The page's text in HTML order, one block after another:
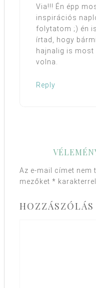
Via!!! Én épp
inspirációs
folytatom ;) én
írtad, hogy
hajnalig is most
volna.
Reply
Az e-mail címet nem
mezőket *
HOZZÁSZÓLÁS